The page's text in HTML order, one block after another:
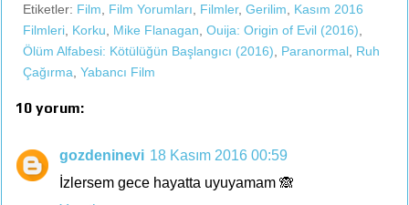
Etiketler: Film Film Yorumları Filmler, Gerilim
Kasım 2016
Filmleri Korku Mike Flanagan Ouija: Origin of Evil (2016)
Ölüm Alfabesi: Kötülüğün Başlangıcı (2016)
Paranormal Ruh
Çağırma Yabancı Film
10 yorum:
gozdeninevi 18 Kasım 2016 00:59
İzlersem gece hayatta uyuyamam 🙈